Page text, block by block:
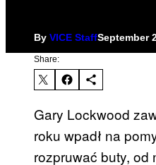
By VICE StaffSeptember
Share:
Gary Lockwood
roku wpadł na
rozpruwać buty,